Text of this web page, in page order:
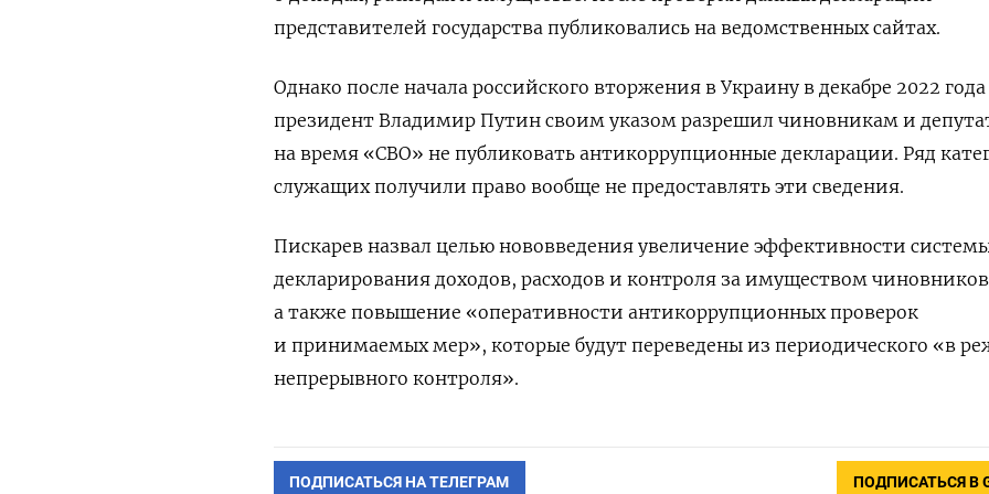
представителей государства публиковались на ведомственных сайтах.
Однако после начала российского вторжения в Украину в декабре 2022 года
президент Владимир Путин своим указом разрешил чиновникам и
на время «СВО» не публиковать антикоррупционные декларации. Ряд
служащих получили право вообще не предоставлять эти сведения.
Пискарев назвал целью нововведения увеличение эффективности
декларирования доходов, расходов и контроля за имуществом
а также повышение «оперативности антикоррупционных проверок
и принимаемых мер», которые будут переведены из периодического «в
непрерывного контроля».
ПОДПИСАТЬСЯ НА ТЕЛЕГРАМ ПОДПИСАТЬСЯ В